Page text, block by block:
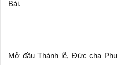
Bái.
Mở đầu Thánh lễ, Đức cha